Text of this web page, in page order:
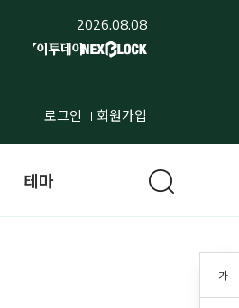
2026.08.08
로그인 회원가입
가
테마